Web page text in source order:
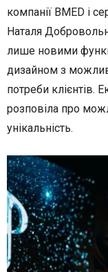
компанії BMED і
Наталя
лише новими
дизайном з
потреби клієнтів.
розповіла про
унікальність.